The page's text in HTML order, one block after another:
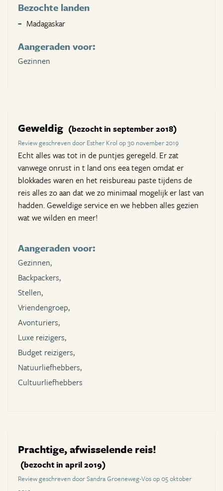
Bezochte landen
Madagaskar
Aangeraden voor:
Gezinnen
Geweldig (bezocht in september 2018)
Review geschreven door Esther Krol op 30 november 2019
Echt alles was tot in de puntjes geregeld. Er zat
vanwege onrust in t land ons eea tegen omdat er
blokkades waren en het reisbureau paste tijdens de
reis alles zo aan dat we zo minimaal mogelijk er last van
hadden. Geweldige service en we hebben alles gezien
wat we wilden en meer!
Aangeraden voor:
Gezinnen,
Backpackers,
Stellen,
Vriendengroep,
Avonturiers,
Luxe reizigers,
Budget reizigers,
Natuurliefhebbers,
Cultuurliefhebbers
Prachtige, afwisselende reis!
(bezocht in april 2019)
Review geschreven door Sandra Groeneweg-Vos op 05 oktober